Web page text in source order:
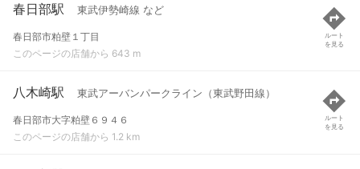
春日部駅 東武伊勢崎線 など
春日部市粕壁１丁目
このページの店舗から 643 m
ルート
を見る
八木崎駅 東武アーバンパークライン（東武野田線）
春日部市大字粕壁６９４６
このページの店舗から 1.2 km
ルート
を見る